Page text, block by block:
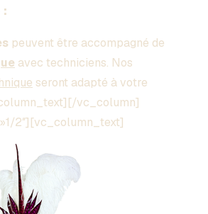
peuvent être accompagné de
avec techniciens. Nos
seront adapté à votre
vc_column]
2″][vc_column_text]